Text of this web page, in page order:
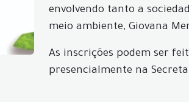
envolvendo tanto a
meio ambiente, Giovana
As inscrições podem ser
presencialmente na